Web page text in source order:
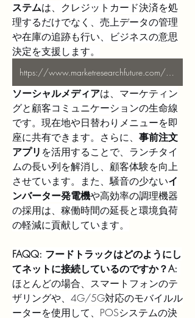
ステムは、クレジットカード決済を処
理するだけでなく、売上データの管理
や在庫の追跡も行い、ビジネスの意思
決定を支援します。
https://www.marketresearchfuture.com/reports/us-food-truck-services-market-21451
ソーシャルメディアは、マーケティン
グと顧客コミュニケーションの生命線
です。現在地や日替わりメニューを即
座に共有できます。さらに、 事前注文
アプリ を活用することで、ランチタイ
ムの長い列を解消し、顧客体験を向上
させています。また、騒音の少ないイ
ンバーター発電機や高効率の調理機器
の採用は、稼働時間の延長と環境負荷
の軽減に貢献しています。
FAQQ: フードトラックはどのようにし
てネットに接続しているのですか？A:
ほとんどの場合、スマートフォンのテ
ザリングや、4G/5G対応のモバイルル
ーターを使用して、POSシステムの決